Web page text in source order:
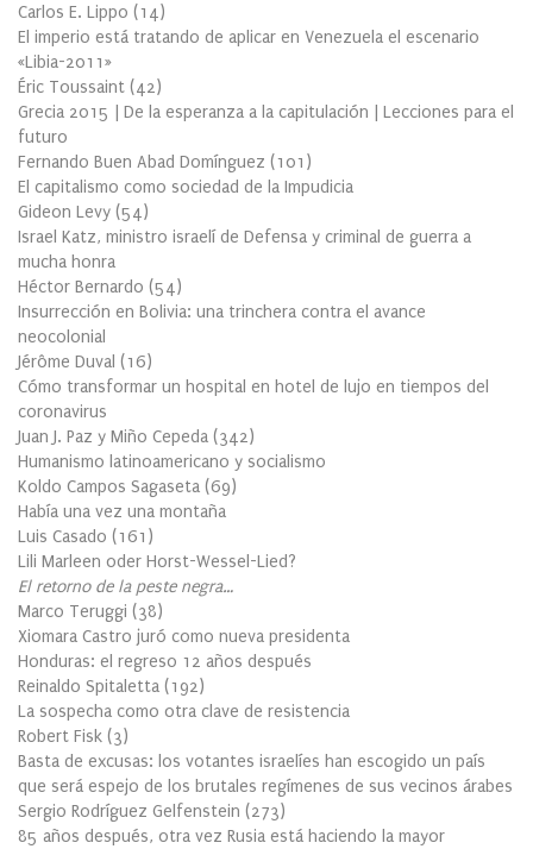
Carlos E. Lippo (14)
El imperio está tratando de aplicar en Venezuela el escenario
«Libia-2011»
Éric Toussaint (42)
Grecia 2015 | De la esperanza a la capitulación | Lecciones para el
futuro
Fernando Buen Abad Domínguez (101 )
El capitalismo como sociedad de la Impudicia
Gideon Levy (54)
Israel Katz, ministro israelí de Defensa y criminal de guerra a
mucha honra
Héctor Bernardo (54)
Insurrección en Bolivia: una trinchera contra el avance
neocolonial
Jérôme Duval (16)
Cómo transformar un hospital en hotel de lujo en tiempos del
coronavirus
Juan J. Paz y Miño Cepeda (342)
Humanismo latinoamericano y socialismo
Koldo Campos Sagaseta (69)
Había una vez una montaña
Luis Casado (161 )
Lili Marleen oder Horst-Wessel-Lied?
El retorno de la peste negra…
Marco Teruggi (38)
Xiomara Castro juró como nueva presidenta
Honduras: el regreso 12 años después
Reinaldo Spitaletta (192)
La sospecha como otra clave de resistencia
Robert Fisk (3)
Basta de excusas: los votantes israelíes han escogido un país
que será espejo de los brutales regímenes de sus vecinos árabes
Sergio Rodríguez Gelfenstein (273)
85 años después, otra vez Rusia está haciendo la mayor